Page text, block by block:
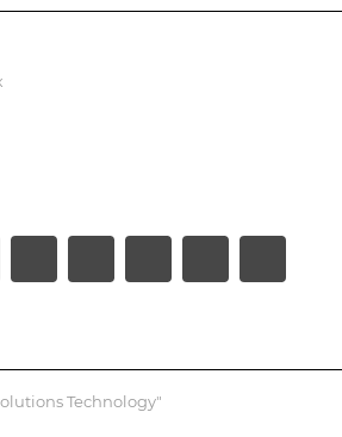
Technology"